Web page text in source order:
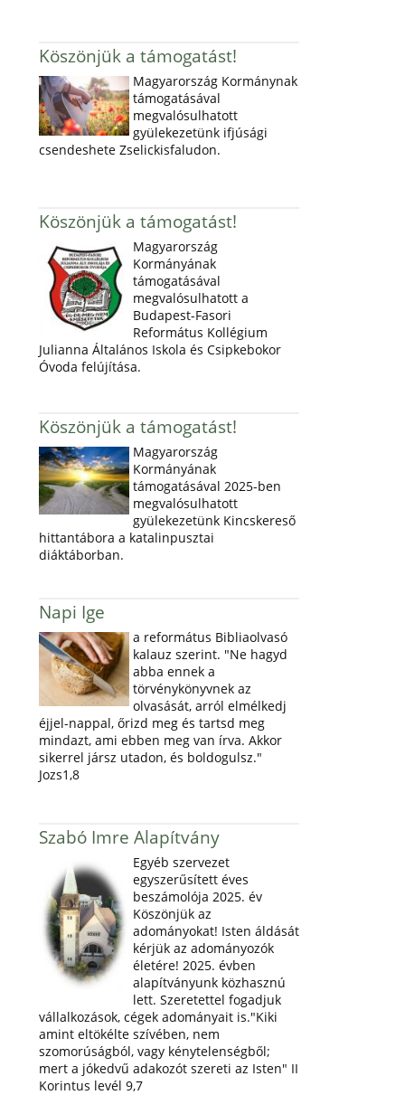
Köszönjük a támogatást!
Magyarország Kormánynak
támogatásával
megvalósulhatott
gyülekezetünk ifjúsági
csendeshete Zselickisfaludon.
Köszönjük a támogatást!
Magyarország
Kormányának
támogatásával
megvalósulhatott a
Budapest-Fasori
Református Kollégium
Julianna Általános Iskola és Csipkebokor
Óvoda felújítása.
Köszönjük a támogatást!
Magyarország
Kormányának
támogatásával 2025-ben
megvalósulhatott
gyülekezetünk Kincskereső
hittantábora a katalinpusztai
diáktáborban.
Napi Ige
a református Bibliaolvasó
kalauz szerint. "Ne hagyd
abba ennek a
törvénykönyvnek az
olvasását, arról elmélkedj
éjjel-nappal, őrizd meg és tartsd meg
mindazt, ami ebben meg van írva. Akkor
sikerrel jársz utadon, és boldogulsz."
Jozs1,8
Szabó Imre Alapítvány
Egyéb szervezet
egyszerűsített éves
beszámolója 2025. év
Köszönjük az
adományokat! Isten áldását
kérjük az adományozók
életére! 2025. évben
alapítványunk közhasznú
lett. Szeretettel fogadjuk
vállalkozások, cégek adományait is."Kiki
amint eltökélte szívében, nem
szomorúságból, vagy kénytelenségből;
mert a jókedvű adakozót szereti az Isten" II
Korintus levél 9,7